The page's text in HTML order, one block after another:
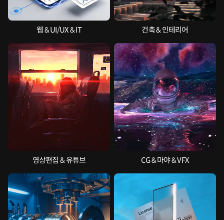
웹 & UI/UX & IT 건축 & 인테리어
영상편집 & 유튜브 CG & 마야 & VFX